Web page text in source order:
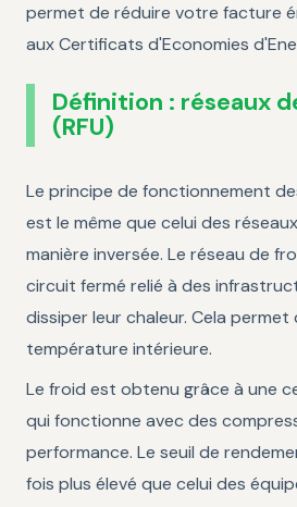
permet de réduire votre facture
aux Certificats d'Economies
Définition : réseaux
(RFU)
Le principe de fonctionnement
est le même que celui des
manière inversée. Le réseau de
circuit fermé relié à des
dissiper leur chaleur. Cela
température intérieure.
Le froid est obtenu grâce à une
qui fonctionne avec des
performance. Le seuil de
fois plus élevé que celui des